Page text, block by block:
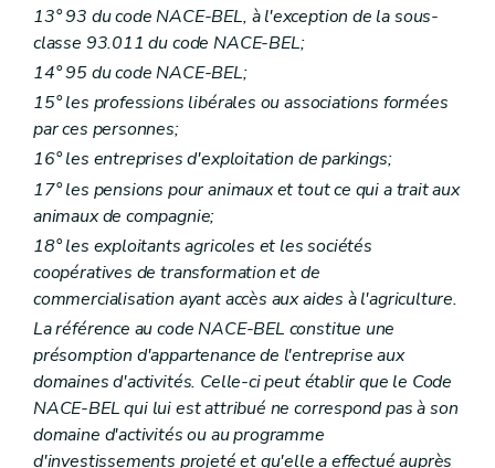
13° 93 du code NACE-BEL, à l'exception de la sous-
classe 93.011 du code NACE-BEL;
14° 95 du code NACE-BEL;
15° les professions libérales ou associations formées
par ces personnes;
16° les entreprises d'exploitation de parkings;
17° les pensions pour animaux et tout ce qui a trait aux
animaux de compagnie;
18° les exploitants agricoles et les sociétés
coopératives de transformation et de
commercialisation ayant accès aux aides à l'agriculture.
La référence au code NACE-BEL constitue une
présomption d'appartenance de l'entreprise aux
domaines d'activités. Celle-ci peut établir que le Code
NACE-BEL qui lui est attribué ne correspond pas à son
domaine d'activités ou au programme
d'investissements projeté et qu'elle a effectué auprès